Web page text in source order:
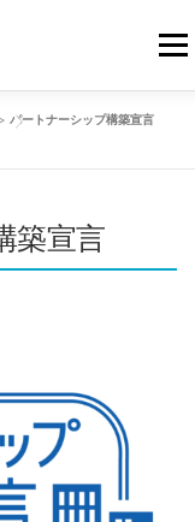
メニ
ブログ
> パートナーシップ構築宣言
築宣言